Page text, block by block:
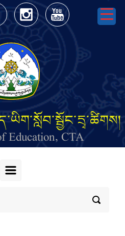
Education, CTA